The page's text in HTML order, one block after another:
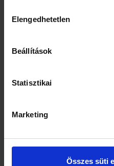
kiválasztása
Elengedhetetlen
Beállítások
Statisztikai
Marketing
Összes süti